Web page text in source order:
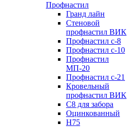
Профнастил
Гранд лайн
Стеновой
профнастил ВИК
Профнастил с-8
Профнастил с-10
Профнастил
МП-20
Профнастил с-21
Кровельный
профнастил ВИК
С8 для забора
Оцинкованный
Н75